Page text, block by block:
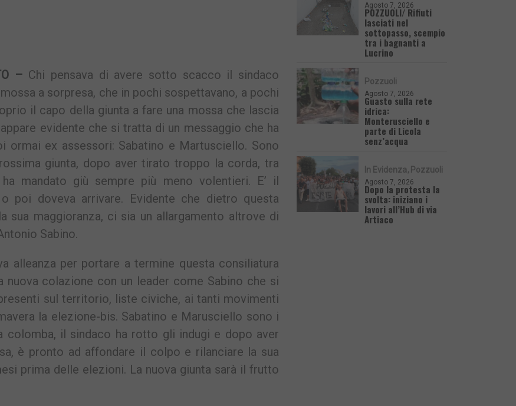
– Chi pensava di avere sotto scacco il sindaco
a sorpresa, che in pochi sospettavano, a pochi
il capo della giunta a fare una mossa che lascia
evidente che si tratta di un messaggio che ha
ormai ex assessori: Sabatino e Martusciello. Sono
giunta, dopo aver tirato troppo la corda, tra
mandato giù sempre più meno volentieri. E’ il
poi doveva arrivare. Evidente che dietro questa
sua maggioranza, ci sia un allargamento altrove di
Sabino.
alleanza per portare a termine questa consiliatura
nuova colazione con un leader come Sabino che si
sul territorio, liste civiche, ai tanti movimenti
la elezione-bis. Sabatino e Marusciello sono i
colomba, il sindaco ha rotto gli indugi e dopo aver
è pronto ad affondare il colpo e rilanciare la sua
prima delle elezioni. La nuova giunta sarà il frutto
Agosto 7, 2026
POZZUOLI/ Rifiuti
lasciati nel
sottopasso, scempio
tra i bagnanti a
Lucrino
Pozzuoli
Agosto 7, 2026
Guasto sulla rete
idrica:
Monterusciello e
parte di Licola
senz’acqua
In Evidenza Pozzuoli
Agosto 7, 2026
Dopo la protesta la
svolta: iniziano i
lavori all’Hub di via
Artiaco